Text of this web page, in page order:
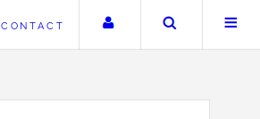
CONTACT Uw accountZoeken